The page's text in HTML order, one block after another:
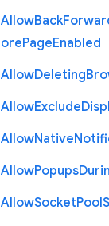
AllowBack
orePageEnabled
AllowDeleting
AllowExclude
AllowNative
AllowPopups
AllowSocketPool